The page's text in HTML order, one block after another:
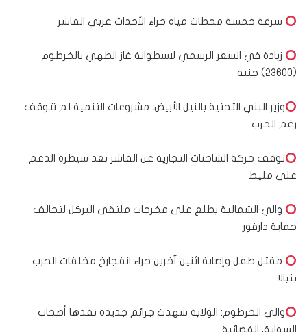
سرقة خمسة محطات مياه جراء الأحداث غربي الفاشر
زيادة في السعر الرسمي لاسطوانة غاز الطهي بالخرطوم
(٢٣٦٠٠) جنيه
وزير البني التحتية بالنيل الأبيض: مشروعات التنمية لم تتوقف
رغم الحرب
توقف حركة الشاحنات التجارية عن الفاشر بعد سيطرة الدعم
على مليط
والي الشمالية يطلع على مخرجات ملتقى البركل لتحالف
حماية دارفور
مقتل طفل وإصابة اثنين آخرين جراء انفجارخ مخلفات الحرب
بنيالا
والي الخرطوم: الولاية شهدت جرائم جديدة نفذها أصحاب
السوابق القضائية